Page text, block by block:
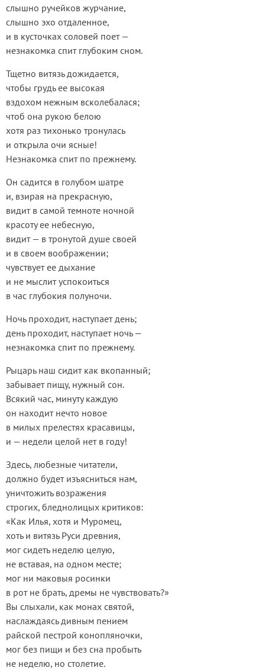
слышно ручейков журчание,
слышно эхо отдаленное,
и в кусточках соловей поет —
незнакомка спит глубоким сном.
Тщетно витязь дожидается,
чтобы грудь ее высокая
вздохом нежным всколебалася;
чтоб она рукою белою
хотя раз тихонько тронулась
и открыла очи ясные!
Незнакомка спит по прежнему.
Он садится в голубом шатре
и, взирая на прекрасную,
видит в самой темноте ночной
красоту ее небесную,
видит — в тронутой душе своей
и в своем воображении;
чувствует ее дыхание
и не мыслит успокоиться
в час глубокия полуночи.
Ночь проходит, наступает день;
день проходит, наступает ночь —
незнакомка спит по прежнему.
Рыцарь наш сидит как вкопанный;
забывает пищу, нужный сон.
Всякий час, минуту каждую
он находит нечто новое
в милых прелестях красавицы,
и — недели целой нет в году!
Здесь, любезные читатели,
должно будет изъясниться нам,
уничтожить возражения
строгих, бледнолицых критиков:
«Как Илья, хотя и Муромец,
хоть и витязь Руси древния,
мог сидеть неделю целую,
не вставая, на одном месте;
мог ни маковыя росинки
в рот не брать, дремы не чувствовать?»
Вы слыхали, как монах святой,
наслаждаясь дивным пением
райской пестрой конопляночки,
мог без пищи и без сна пробыть
не неделю, но столетие.